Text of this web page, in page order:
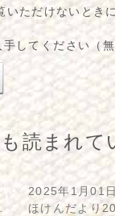
いただけないとき
してください（無
読まれて
2025年1月01日
ほけんだより